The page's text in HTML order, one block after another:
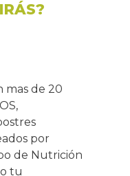
mas de 20
por
de Nutrición
tu